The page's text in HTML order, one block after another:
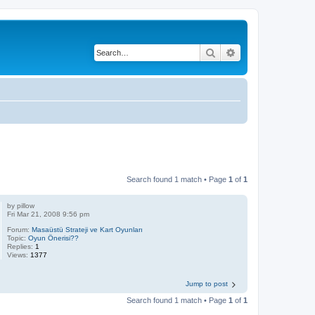
Search
Search found 1 match • Page 1 of 1
bypillow
Fri Mar 21, 2008 9:56 pm
Forum:Masaüstü Strateji ve Kart Oyunları
Topic:Oyun Önerisi??
Replies: 1
Views: 1377
Jump to post
Search found 1 match • Page 1 of 1